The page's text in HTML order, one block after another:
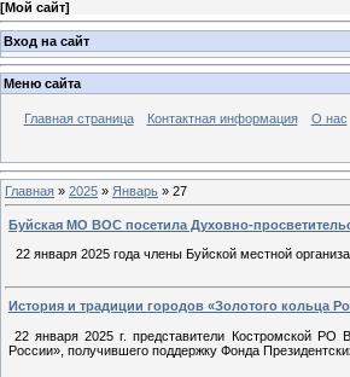
[Мой сайт]
Вход на сайт
Меню сайта
Главная страница Контактная информация О нас
Главная » 2025 » Январь » 27
Буйская МО ВОС посетила Духовно-
22 января 2025 года члены Буйской местной
История и традиции городов «Золотого кольца
22 января 2025 г. представители Костромской РО
России», получившего поддержку Фонда